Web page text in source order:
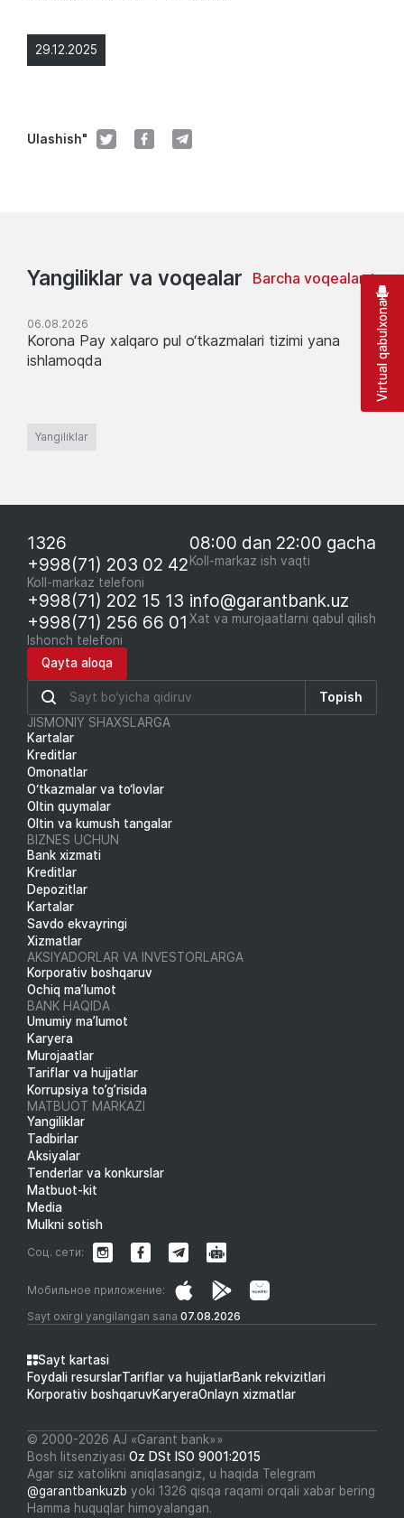
29.12.2025
Ulashish"
Yangiliklar va voqealar Barcha voqealar
06.08.2026
Korona Pay xalqaro pul o‘tkazmalari tizimi yana
ishlamoqda
Yangiliklar
1326
+998(71) 203 02 42
Koll-markaz telefoni
08:00 dan 22:00 gacha
Koll-markaz ish vaqti
+998(71) 202 15 13
+998(71) 256 66 01
Ishonch telefoni
info@garantbank.uz
Xat va murojaatlarni qabul qilish
Qayta aloqa
Topish
JISMONIY SHAXSLARGA
Kartalar
Kreditlar
Omonatlar
O‘tkazmalar va to‘lovlar
Oltin quymalar
Oltin va kumush tangalar
BIZNES UCHUN
Bank xizmati
Kreditlar
Depozitlar
Kartalar
Savdo ekvayringi
Xizmatlar
AKSIYADORLAR VA INVESTORLARGA
Korporativ boshqaruv
Ochiq ma’lumot
BANK HAQIDA
Umumiy ma’lumot
Karyera
Murojaatlar
Tariflar va hujjatlar
Korrupsiya to’g’risida
MATBUOT MARKAZI
Yangiliklar
Tadbirlar
Aksiyalar
Tenderlar va konkurslar
Matbuot-kit
Media
Mulkni sotish
Sayt oxirgi yangilangan sana 07.08.2026
Мобильное приложение:
Соц. сети:
Sayt kartasi
Foydali resurslarTariflar va hujjatlarBank rekvizitlari
Korporativ boshqaruvKaryeraOnlayn xizmatlar
© 2000-2026 АJ «Garant bank»»
Bosh litsenziyasi Oz DSt ISO 9001:2015
Agar siz xatolikni aniqlasangiz, u haqida Telegram
@garantbankuzb yoki 1326 qisqa raqami orqali xabar bering
Hamma huquqlar himoyalangan.
Virtual qabulxona